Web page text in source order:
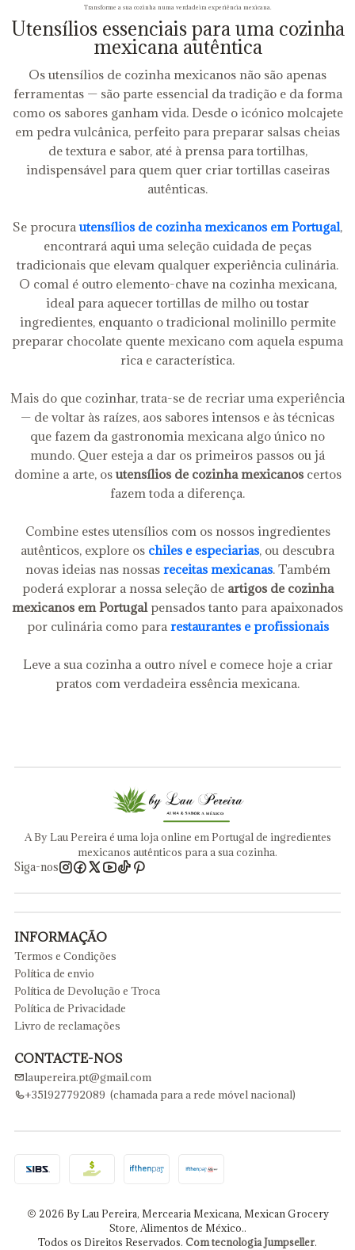
Transforme a sua cozinha numa verdadeira experiência mexicana.
Utensílios essenciais para uma cozinha
mexicana autêntica
Os utensílios de cozinha mexicanos não são apenas
ferramentas — são parte essencial da tradição e da forma
como os sabores ganham vida. Desde o icónico molcajete
em pedra vulcânica, perfeito para preparar salsas cheias
de textura e sabor, até à prensa para tortilhas,
indispensável para quem quer criar tortillas caseiras
autênticas.
Se procurautensílios de cozinha mexicanos em Portugal,
encontrará aqui uma seleção cuidada de peças
tradicionais que elevam qualquer experiência culinária.
O comal é outro elemento-chave na cozinha mexicana,
ideal para aquecer tortillas de milho ou tostar
ingredientes, enquanto o tradicional molinillo permite
preparar chocolate quente mexicano com aquela espuma
rica e característica.
Mais do que cozinhar, trata-se de recriar uma experiência
— de voltar às raízes, aos sabores intensos e às técnicas
que fazem da gastronomia mexicana algo único no
mundo. Quer esteja a dar os primeiros passos ou já
domine a arte, os utensílios de cozinha mexicanoscertos
fazem toda a diferença.
Combine estes utensílios com os nossos ingredientes
autênticos, explore os chiles e especiarias, ou descubra
novas ideias nas nossas receitas mexicanas. Também
poderá explorar a nossa seleção de artigos de cozinha
mexicanos em Portugal pensados tanto para apaixonados
por culinária como para restaurantes e profissionais
Leve a sua cozinha a outro nível e comece hoje a criar
pratos com verdadeira essência mexicana.
A By Lau Pereira é uma loja online em Portugal de ingredientes
mexicanos autênticos para a sua cozinha.
Siga-nos
INFORMAÇÃO
Termos e Condições
Política de envio
Política de Devolução e Troca
Política de Privacidade
Livro de reclamações
CONTACTE-NOS
laupereira.pt@gmail.com
+351927792089 (chamada para a rede móvel nacional)
2026 By Lau Pereira, Mercearia Mexicana, Mexican Grocery
Store, Alimentos de México..
Todos os Direitos Reservados. Com tecnologia Jumpseller.